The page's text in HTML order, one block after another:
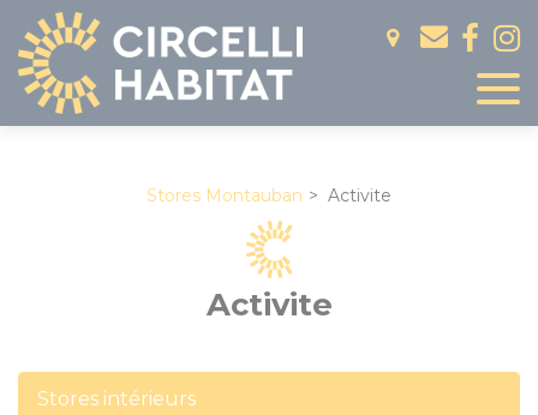
Stores Montauban Activite
Activite
Stores intérieurs
Panneau de gestion des cookies